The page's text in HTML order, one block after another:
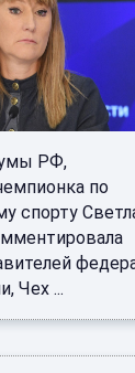
РФ,
по
спорту
Чех ...